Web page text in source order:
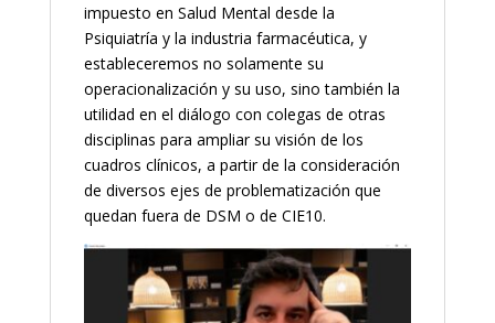
impuesto en Salud Mental desde la
Psiquiatría y la industria farmacéutica, y
estableceremos no solamente su
operacionalización y su uso, sino también la
utilidad en el diálogo con colegas de otras
disciplinas para ampliar su visión de los
cuadros clínicos, a partir de la consideración
de diversos ejes de problematización que
quedan fuera de DSM o de CIE10.